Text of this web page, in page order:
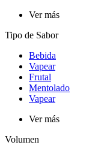
Ver más
Tipo de Sabor
Bebida
Vapear
Frutal
Mentolado
Vapear
Ver más
Volumen